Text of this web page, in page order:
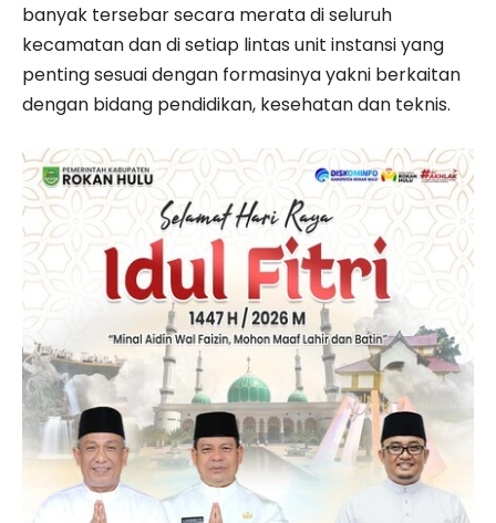
banyak tersebar secara merata di seluruh
kecamatan dan di setiap lintas unit instansi yang
penting sesuai dengan formasinya yakni berkaitan
dengan bidang pendidikan, kesehatan dan teknis.